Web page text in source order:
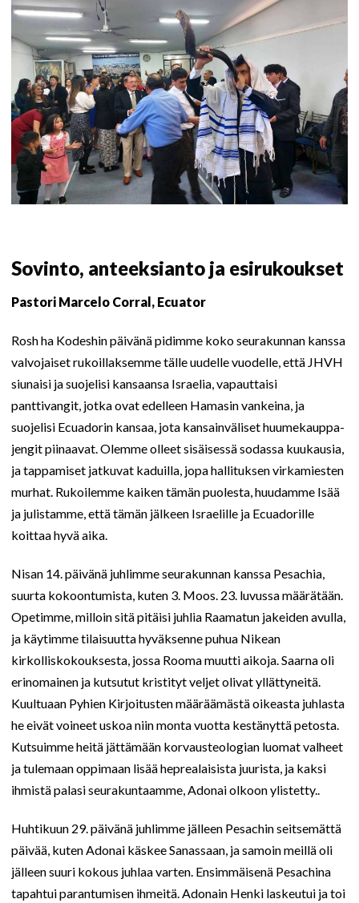
Sovinto, anteeksianto ja esirukoukset
Pastori Marcelo Corral, Ecuator
Rosh ha Kodeshin päivänä pidimme koko seurakunnan kanssa
valvojaiset rukoillaksemme tälle uudelle vuodelle, että JHVH
siunaisi ja suojelisi kansaansa Israelia, vapauttaisi
panttivangit, jotka ovat edelleen Hamasin vankeina, ja
suojelisi Ecuadorin kansaa, jota kansainväliset huumekauppa-
jengit piinaavat. Olemme olleet sisäisessä sodassa kuukausia,
ja tappamiset jatkuvat kaduilla, jopa hallituksen virkamiesten
murhat. Rukoilemme kaiken tämän puolesta, huudamme Isää
ja julistamme, että tämän jälkeen Israelille ja Ecuadorille
koittaa hyvä aika.
Nisan 14. päivänä juhlimme seurakunnan kanssa Pesachia,
suurta kokoontumista, kuten 3. Moos. 23. luvussa määrätään.
Opetimme, milloin sitä pitäisi juhlia Raamatun jakeiden avulla,
ja käytimme tilaisuutta hyväksenne puhua Nikean
kirkolliskokouksesta, jossa Rooma muutti aikoja. Saarna oli
erinomainen ja kutsutut kristityt veljet olivat yllättyneitä.
Kuultuaan Pyhien Kirjoitusten määräämästä oikeasta juhlasta
he eivät voineet uskoa niin monta vuotta kestänyttä petosta.
Kutsuimme heitä jättämään korvausteologian luomat valheet
ja tulemaan oppimaan lisää heprealaisista juurista, ja kaksi
ihmistä palasi seurakuntaamme, Adonai olkoon ylistetty..
Huhtikuun 29. päivänä juhlimme jälleen Pesachin seitsemättä
päivää, kuten Adonai käskee Sanassaan, ja samoin meillä oli
jälleen suuri kokous juhlaa varten. Ensimmäisenä Pesachina
tapahtui parantumisen ihmeitä. Adonain Henki laskeutui ja toi